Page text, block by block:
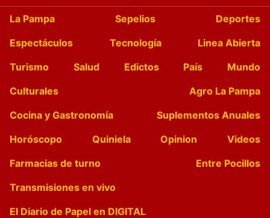
La Pampa Sepelios
Deportes
Espectáculos
Tecnología
Linea Abierta
Turismo
Salud Edictos País
Mundo
Culturales
Agro La Pampa
Cocina y Gastronomía
Suplementos Anuales
Horóscopo
Quiniela Opinion
Videos
Farmacias de turno
Entre Pocillos
Transmisiones en vivo
El Diario de Papel en DIGITAL